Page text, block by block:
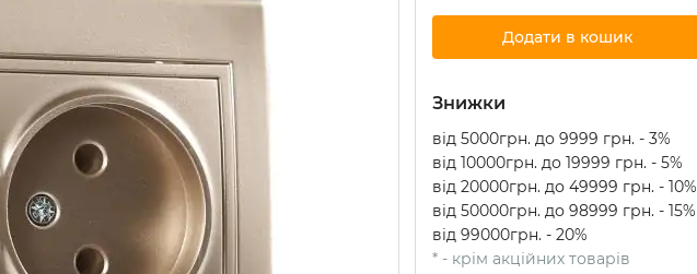
Додати в кошик
Знижки
від 5000грн. до 9999 грн. - 3%
від 10000грн. до 19999 грн. - 5%
від 20000грн. до 49999 грн. - 10%
від 50000грн. до 98999 грн. - 15%
від 99000грн. - 20%
* - крім акційних товарів